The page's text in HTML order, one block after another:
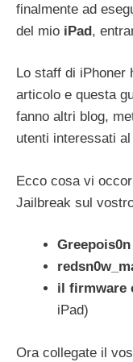
finalmente ad
del mio iPad,
Lo staff di iPhoner
articolo e questa
fanno altri blog,
utenti interessati
Ecco cosa vi
Jailbreak sul
il firmware
iPad)
Ora collegate il